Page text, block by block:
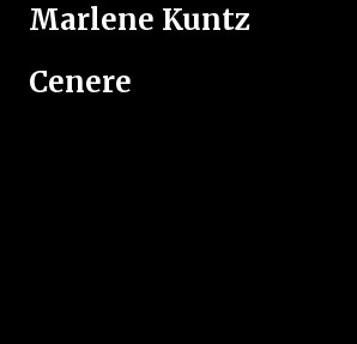
Marlene Kuntz
Cenere